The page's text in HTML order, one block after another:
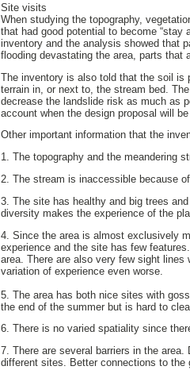
Site visits
When studying the topography,
that had good potential to become
inventory and the analysis showed that
flooding devastating the area, parts that
The inventory is also told that the soil is
terrain in, or next to, the stream bed.
decrease the landslide risk as much as
account when the design proposal will be
Other important information that the
1. The topography and the meandering
2. The stream is inaccessible because
3. The site has healthy and big trees
diversity makes the experience of the
4. Since the area is almost exclusively
experience and the site has few
area. There are also very few sight
variation of experience even worse.
5. The area has both nice sites with
the end of the summer but is hard to
6. There is no varied spatiality since
7. There are several barriers in the
different sites. Better connections to